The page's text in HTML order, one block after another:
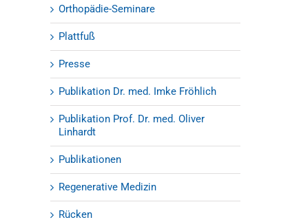
Orthopädie-Seminare
Plattfuß
Presse
Publikation Dr. med. Imke Fröhlich
Publikation Prof. Dr. med. Oliver
Linhardt
Publikationen
Regenerative Medizin
Rücken